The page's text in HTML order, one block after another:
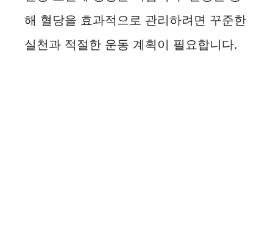
해 혈당을 효과적으로 관리하려면 꾸준한
실천과 적절한 운동 계획이 필요합니다.